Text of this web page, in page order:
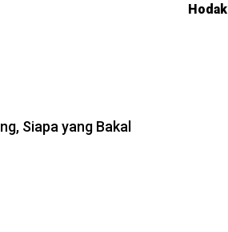
Hodak
Siapa yang Bakal